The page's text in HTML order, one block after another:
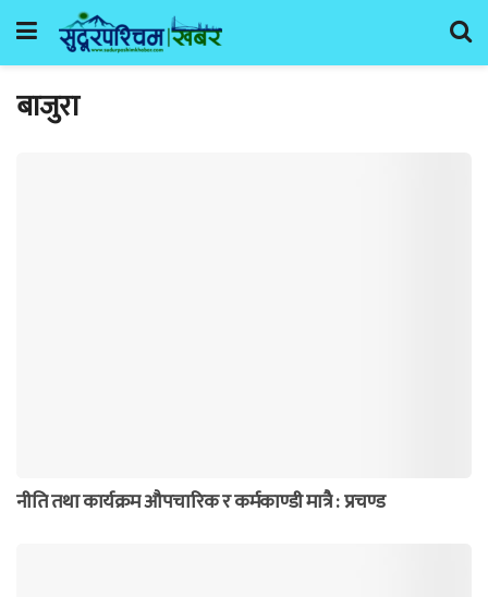
बाजुरा
नीति तथा कार्यक्रम औपचारिक र कर्मकाण्डी मात्रै : प्रचण्ड